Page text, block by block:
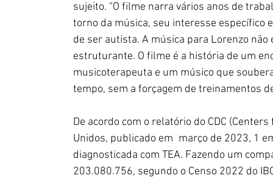
sujeito. “O filme narra vários anos de
torno da música, seu interesse específico
de ser autista. A música para Lorenzo
estruturante. O filme é a história de um
musicoterapeuta e um músico que
tempo, sem a forçagem de treinamentos
De acordo com o relatório do CDC
Unidos, publicado em março de 2023, 1
diagnosticada com TEA. Fazendo um
203.080.756, segundo o Censo 2022 do